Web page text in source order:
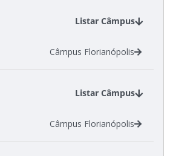
Listar Câmpus
Câmpus Florianópolis
Listar Câmpus
Câmpus Florianópolis